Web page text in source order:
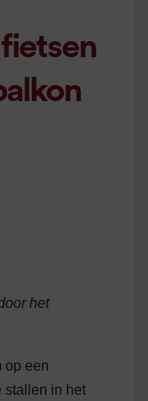
het
op een
stallen in het